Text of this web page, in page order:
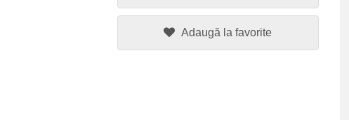
Adaugă la favorite